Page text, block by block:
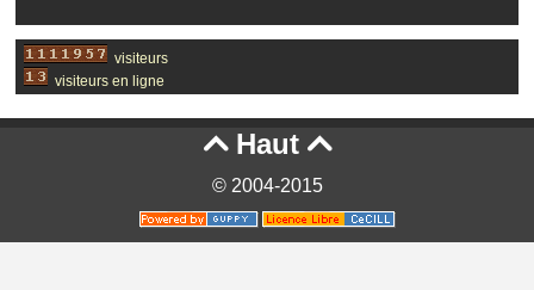
visiteurs
visiteurs en ligne
Haut 
© 2004-2015